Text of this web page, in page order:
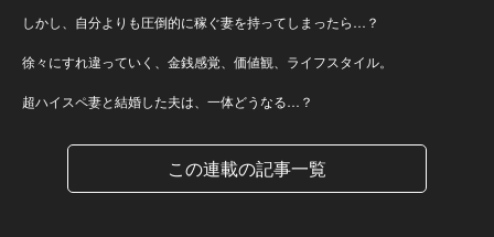
しかし、自分よりも圧倒的に稼ぐ妻を持ってしまったら…？
徐々にすれ違っていく、金銭感覚、価値観、ライフスタイル。
超ハイスペ妻と結婚した夫は、一体どうなる…？
この連載の記事一覧